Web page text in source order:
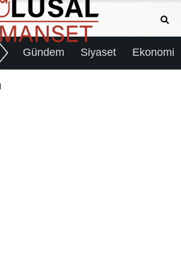
Gündem Siyaset Ekonomi